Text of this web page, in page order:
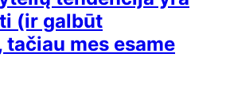
(ir galbūt
mes esame